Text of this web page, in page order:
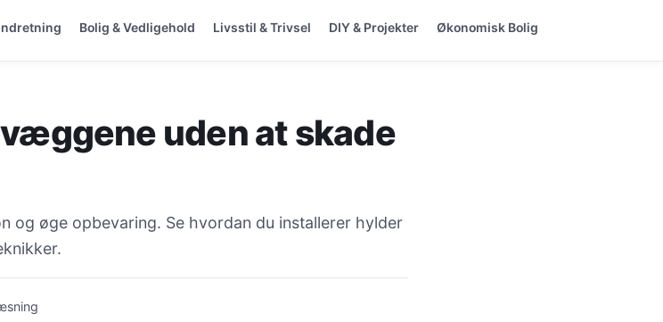
Bolig & Vedligehold Livsstil & Trivsel DIY & Projekter Økonomisk Bolig
uden at skade
og øge opbevaring. Se hvordan du installerer hylder